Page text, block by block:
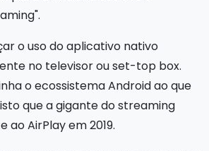
o uso do aplicativo nativo
no televisor ou set-top box.
o ecossistema Android ao que
que a gigante do streaming
ao AirPlay em 2019.